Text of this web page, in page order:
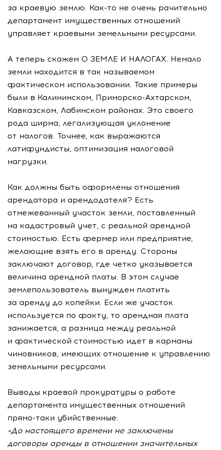
за краевую землю. Как-то не очень рачительно
департамент имущественных отношений
управляет краевыми земельными ресурсами.
А теперь скажем О ЗЕМЛЕ И НАЛОГАХ. Немало
земли находится в так называемом
фактическом использовании. Такие примеры
были в Калининском, Приморско-Ахтарском,
Кавказском, Лабинском районах. Это своего
рода ширма, легализующая уклонение
от налогов. Точнее, как выражаются
латифундисты, оптимизация налоговой
нагрузки.
Как должны быть оформлены отношения
арендатора и арендодателя? Есть
отмежеванный участок земли, поставленный
на кадастровый учет, с реальной арендной
стоимостью. Есть фермер или предприятие,
желающие взять его в аренду. Стороны
заключают договор, где четко указывается
величина арендной платы. В этом случае
землепользователь вынужден платить
за аренду до копейки. Если же участок
используется по факту, то арендная плата
занижается, а разница между реальной
и фактической стоимостью идет в карманы
чиновников, имеющих отношение к управлению
земельными ресурсами.
Выводы краевой прокуратуры о работе
департамента имущественных отношений
прямо-таки убийственные:
«До настоящего времени не заключены
договоры аренды в отношении значительных